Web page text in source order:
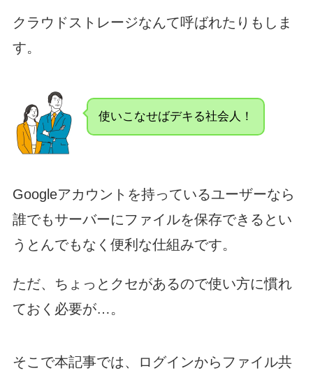
クラウドストレージなんて呼ばれたりもしま
す。
使いこなせばデキる社会人！
Googleアカウントを持っているユーザーなら
誰でもサーバーにファイルを保存できるとい
うとんでもなく便利な仕組みです。
ただ、ちょっとクセがあるので使い方に慣れ
ておく必要が…。
そこで本記事では、ログインからファイル共